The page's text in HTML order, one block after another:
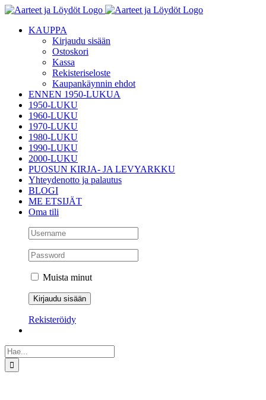
Skip
contentKAUPPA
Kirjaudu sisään
Ostoskori
Kassa
Rekisteriseloste
Kaupankäynnin ehdot
ENNEN 1950-LUKUA
1950-LUKU
1960-LUKU
1970-LUKU
1980-LUKU
1990-LUKU
2000-LUKU
PUOSUN KIRJA- JA LEVYARKKU
Yhteydenotto ja palautus
BLOGI
ME ETSIJÄT
Oma tili
Muista minut
Rekisteröidy
Etsi
...